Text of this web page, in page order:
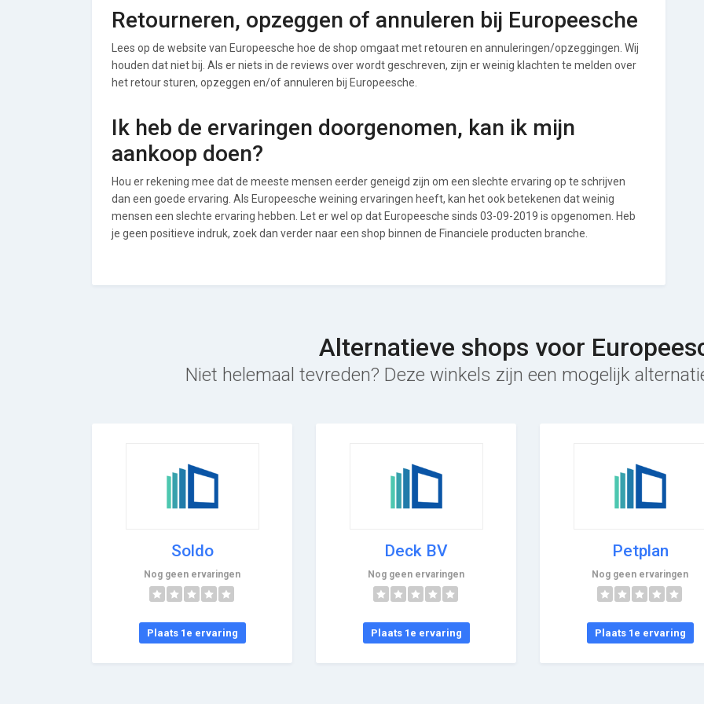
Retourneren, opzeggen of annuleren bij Europeesche
Lees op de website van Europeesche hoe de shop omgaat met retouren en annuleringen/opzeggingen. Wij
houden dat niet bij. Als er niets in de reviews over wordt geschreven, zijn er weinig klachten te melden over
het retour sturen, opzeggen en/of annuleren bij Europeesche.
Ik heb de ervaringen doorgenomen, kan ik mijn
aankoop doen?
Hou er rekening mee dat de meeste mensen eerder geneigd zijn om een slechte ervaring op te schrijven
dan een goede ervaring. Als Europeesche weining ervaringen heeft, kan het ook betekenen dat weinig
mensen een slechte ervaring hebben. Let er wel op dat Europeesche sinds 03-09-2019 is opgenomen. Heb
je geen positieve indruk, zoek dan verder naar een shop binnen de Financiele producten branche.
Alternatieve shops voor
Niet helemaal tevreden? Deze winkels zijn een mogelijk
Soldo
Nog geen ervaringen
Plaats 1e ervaring
Deck BV
Nog geen ervaringen
Plaats 1e ervaring
Petplan
Nog geen ervaringen
Plaats 1e ervaring